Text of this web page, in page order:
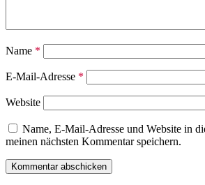
Name *
E-Mail-Adresse *
Website
Name, E-Mail-Adresse und Website in
meinen nächsten Kommentar speichern.